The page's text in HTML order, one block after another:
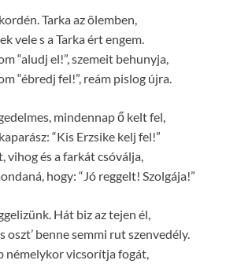
Tarka az ölemben,
vele s a Tarka ért engem.
“aludj el!”, szemeit behunyja,
“ébredj fel!”, reám pislog újra.
mindennap ő kelt fel,
“Kis Erzsike kelj fel!”
vihog és a farkát csóválja,
hogy: “Jó reggelt! Szolgája!”
Hát biz az tejen él,
oszt’ benne semmi rut szenvedély.
némelykor vicsorítja fogát,